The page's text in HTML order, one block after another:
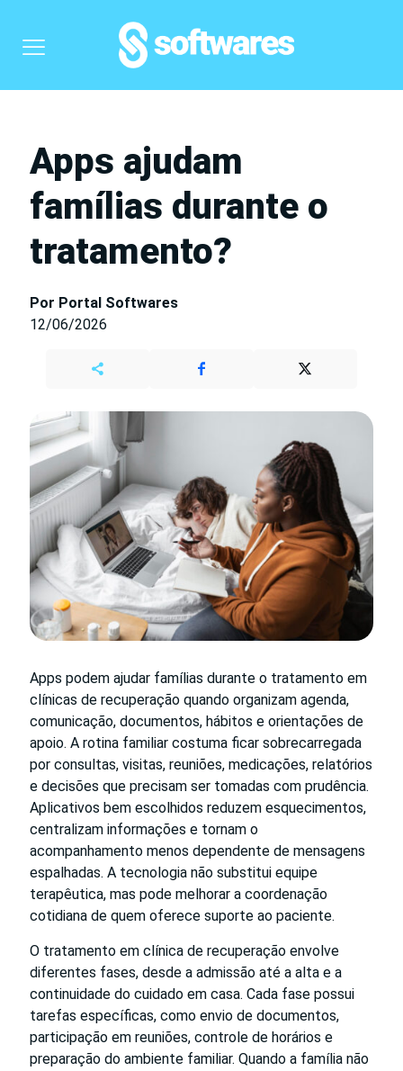
Apps ajudam
famílias durante o
tratamento?
Por Portal Softwares
12/06/2026
Apps podem ajudar famílias durante o tratamento em
clínicas de recuperação quando organizam agenda,
comunicação, documentos, hábitos e orientações de
apoio. A rotina familiar costuma ficar sobrecarregada
por consultas, visitas, reuniões, medicações, relatórios
e decisões que precisam ser tomadas com prudência.
Aplicativos bem escolhidos reduzem esquecimentos,
centralizam informações e tornam o
acompanhamento menos dependente de mensagens
espalhadas. A tecnologia não substitui equipe
terapêutica, mas pode melhorar a coordenação
cotidiana de quem oferece suporte ao paciente.
O tratamento em clínica de recuperação envolve
diferentes fases, desde a admissão até a alta e a
continuidade do cuidado em casa. Cada fase possui
tarefas específicas, como envio de documentos,
participação em reuniões, controle de horários e
preparação do ambiente familiar. Quando a família não